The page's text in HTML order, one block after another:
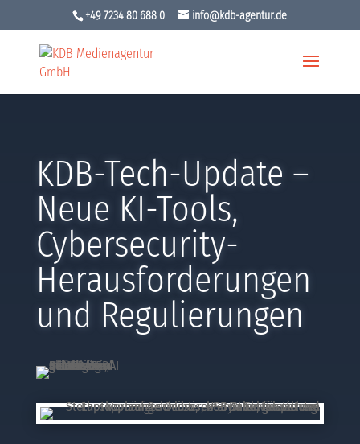
+49 7234 80 688 0 info@kdb-agentur.de
KDB-Tech-Update –
Neue KI-Tools,
Cybersecurity-
Herausforderungen
und Regulierungen